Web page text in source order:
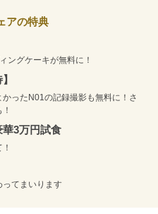
アの特典
ングケーキが無料に！
ったN01の記録撮影も無料に！さ
3万円試食
ってまいります